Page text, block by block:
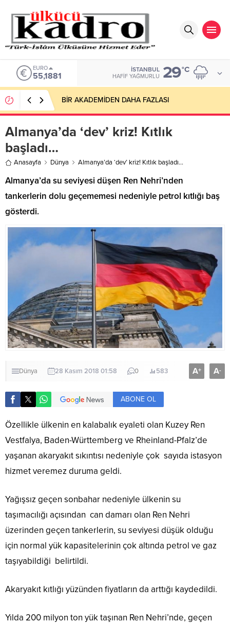
EURO
55,1881
İSTANBUL
HAFIF YAĞMURLU 29°C
BİR AKADEMİDEN DAHA FAZLASI
Almanya’da ‘dev’ kriz! Kıtlık
başladı…
Anasayfa Dünya Almanya’da ‘dev’ kriz! Kıtlık başladı…
Almanya’da su seviyesi düşen Ren Nehri’nden
tankerlerin dolu geçememesi nedeniyle petrol kıtlığı baş
gösterdi.
Dünya 28 Kasım 2018 01:58 0 583 A+ A-
ABONE OL
Özellikle ülkenin en kalabalık eyaleti olan Kuzey Ren
Vestfalya, Baden-Württemberg ve Rheinland-Pfalz’de
yaşanan akaryakıt sıkıntısı nedeniyle çok sayıda istasyon
hizmet veremez duruma geldi.
Yağışsız geçen sonbahar nedeniyle ülkenin su
taşımacılığı açısından can damarı olan Ren Nehri
üzerinden geçen tankerlerin, su seviyesi düşük olduğu
için normal yük kapasitelerinin çok altında petrol ve gaz
taşıyabildiği belirtildi.
Akaryakıt kıtlığı yüzünden fiyatların da arttığı kaydedildi.
Yılda 200 milyon ton yük taşınan Ren Nehri’nde, geçen